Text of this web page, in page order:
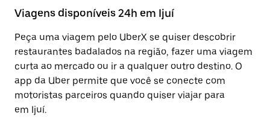
Viagens disponíveis 24h em Ijuí
Peça uma viagem pelo UberX se quiser descobrir
restaurantes badalados na região, fazer uma viagem
curta ao mercado ou ir a qualquer outro destino. O
app da Uber permite que você se conecte com
motoristas parceiros quando quiser viajar para
em Ijuí.